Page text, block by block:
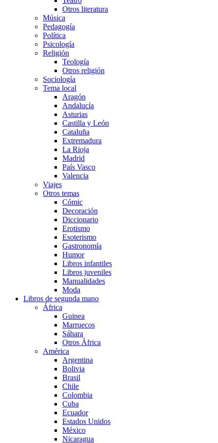
Otros literatura
Música
Pedagogía
Política
Psicología
Religión
Teología
Otros religión
Sociología
Tema local
Aragón
Andalucía
Asturias
Castilla y León
Cataluña
Extremadura
La Rioja
Madrid
País Vasco
Valencia
Viajes
Otros temas
Cómic
Decoración
Diccionario
Erotismo
Esoterismo
Gastronomía
Humor
Libros infantiles
Libros juveniles
Manualidades
Moda
Libros de segunda mano
África
Guinea
Marruecos
Sáhara
Otros África
América
Argentina
Bolivia
Brasil
Chile
Colombia
Cuba
Ecuador
Estados Unidos
México
Nicaragua